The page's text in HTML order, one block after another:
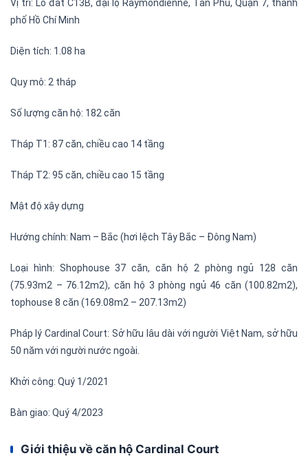
Vị trí: Lô đất C13B, đại lộ Raymondienne, Tân Phú, Quận 7, thành
phố Hồ Chí Minh
Diện tích: 1.08 ha
Quy mô: 2 tháp
Số lượng căn hộ: 182 căn
Tháp T1: 87 căn, chiều cao 14 tầng
Tháp T2: 95 căn, chiều cao 15 tầng
Mật độ xây dựng
Hướng chính: Nam – Bắc (hơi lệch Tây Bắc – Đông Nam)
Loại hình: Shophouse 37 căn, căn hộ 2 phòng ngủ 128 căn
(75.93m2 – 76.12m2), căn hộ 3 phòng ngủ 46 căn (100.82m2),
tophouse 8 căn (169.08m2 – 207.13m2)
Pháp lý Cardinal Court: Sở hữu lâu dài với người Việt Nam, sở hữu
50 năm với người nước ngoài.
Khởi công: Quý 1/2021
Bàn giao: Quý 4/2023
Giới thiệu về căn hộ Cardinal Court